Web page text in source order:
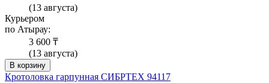
(13 августа)
Курьером
по Атырау:
3 600 ₸
(13 августа)
В корзину
Кротоловка гарпунная СИБРТЕХ 94117